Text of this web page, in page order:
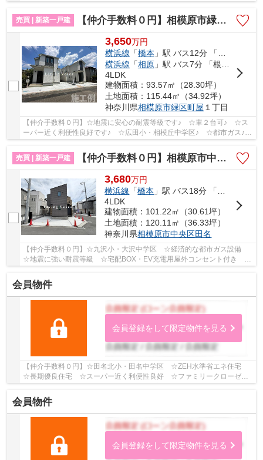
売買 | 新築一戸建
【仲介手数料０円】相模原市緑区町屋1丁目 新築一戸建て 全3棟
3,650万円
横浜線 「橋本 」駅 バス12分 「砂」 停歩1分
横浜線 「相原」駅 バス7分 「根岸〔町田市相原町〕」 停歩9分
4LDK
建物面積：93.57㎡（28.30坪）
土地面積：115.44㎡（34.92坪）
神奈川県相模原市緑区町屋 １丁目
【仲介手数料０円】☆地震に安心の耐震等級です♪ ☆車２台可♪ ☆ス
ーパー近く利便性良好です♪ ☆広田小・相模丘中学区♪ ☆都市ガス♪
売買 | 新築一戸建
【仲介手数料０円】相模原市中央区田名Ⅲ・Ⅳ期 新築一戸建て 2号棟 全10棟
3,680万円
横浜線 「橋本 」駅 バス18分 「下九沢」 停歩7分
4LDK
建物面積：101.22㎡（30.61坪）
土地面積：120.11㎡（36.33坪）
神奈川県相模原市中央区田名
【仲介手数料０円】☆九沢小・大沢中学区 ☆経済的な都市ガス設備
☆地震に強い耐震等級 ☆宅配BOX・EV充電用屋外コンセント付き ☆
会員物件
会員登録をして限定物件を見る
【仲介手数料０円】☆田名北小・田名中学区 ☆ZEH水準省エネ住宅
☆長期優良住宅 ☆スーパー近く利便性良好 ☆ファミリークローゼッ
ト・SIC・パントリーなど収納スペース豊富 ☆地震に...
会員物件
会員登録をして限定物件を見る